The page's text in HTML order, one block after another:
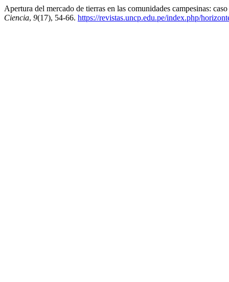
Apertura del mercado de tierras en las comunidades campesinas:
Ciencia, 9(17), 54-66. https://revistas.uncp.edu.pe/index.php/